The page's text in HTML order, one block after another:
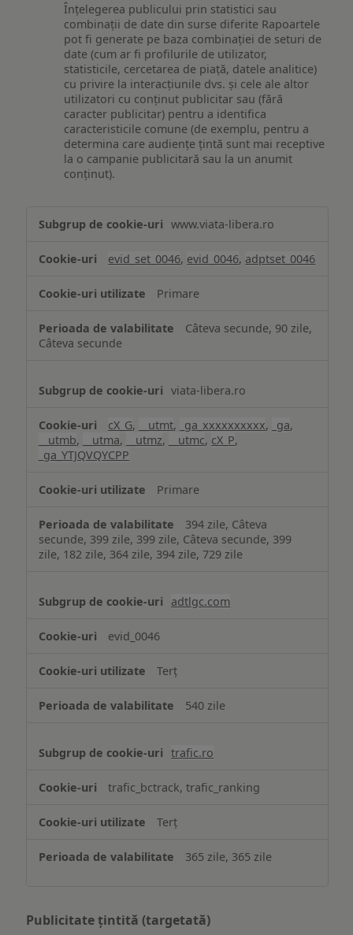
Înțelegerea publicului prin statistici sau
combinații de date din surse diferite Rapoartele
pot fi generate pe baza combinației de seturi de
date (cum ar fi profilurile de utilizator,
statisticile, cercetarea de piață, datele analitice)
cu privire la interacțiunile dvs. și cele ale altor
utilizatori cu conținut publicitar sau (fără
caracter publicitar) pentru a identifica
caracteristicile comune (de exemplu, pentru a
determina care audiențe țintă sunt mai receptive
la o campanie publicitară sau la un anumit
conținut).
www.viata-libera.ro
evid_set_0046, evid_0046, adptset_0046
Primare
Câteva secunde, 90 zile,
Câteva secunde
viata-libera.ro
cX_G, __utmt, _ga_xxxxxxxxxx, _ga,
__utmb, __utma, __utmz, __utmc, cX_P,
_ga_YTJQVQYCPP
Primare
394 zile, Câteva
secunde, 399 zile, 399 zile, Câteva secunde, 399
zile, 182 zile, 364 zile, 394 zile, 729 zile
adtlgc.com
evid_0046
Terț
540 zile
trafic.ro
trafic_bctrack, trafic_ranking
Terț
365 zile, 365 zile
Publicitate țintită (targetată)